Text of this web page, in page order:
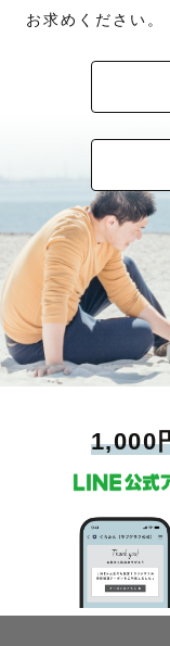
お求めください。
1,000